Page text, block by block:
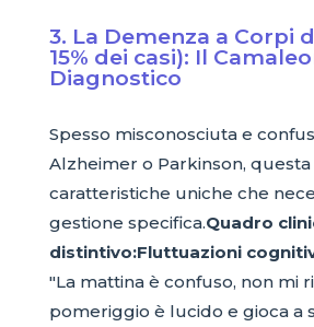
3. La Demenza a Corpi
15% dei casi): Il
Diagnostico
Spesso misconosciuta e
Alzheimer o Parkinson,
caratteristiche uniche che
gestione specifica.Quadro
distintivo:Fluttuazioni
"La mattina è confuso, non mi
pomeriggio è lucido e gioca a